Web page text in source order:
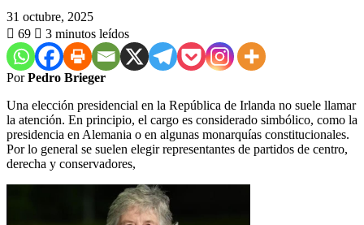
31 octubre, 2025
69
3 minutos leídos
PorPedro Brieger
Una elección presidencial en la República de Irlanda no suele llamar
la atención. En principio, el cargo es considerado simbólico, como la
presidencia en Alemania o en algunas monarquías constitucionales.
Por lo general se suelen elegir representantes de partidos de centro,
derecha y conservadores,